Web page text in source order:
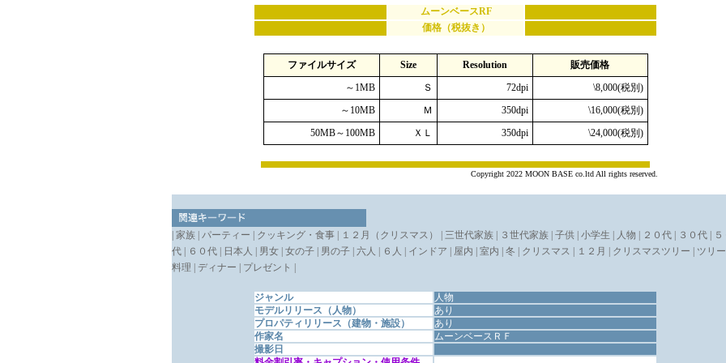
ムーンベースRF
価格（税抜き）
ファイルサイズ Size Resolution
販売価格
～1MB
Ｓ 72dpi
\8,000(税別)
～10MB
Ｍ 350dpi
\16,000(税別)
50MB～100MB
ＸＬ 350dpi \24,000(税別)
Copyright 2022 MOON BASE co.ltd All rights reserved.
| 家族 | パーティー | クッキング・食事 | １２月（クリスマス） | 三世代家族 | ３世代家族 | 子供 | 小学生 | 人物 | ２０代 | ３０代 | ５
代 | ６０代 | 日本人 | 男女 | 女の子 | 男の子 | 六人 | ６人 | インドア | 屋内 | 室内 | 冬 | クリスマス | １２月 | クリスマスツリー | ツリ
料理 | ディナー | プレゼント |
ジャンル
人物
モデルリリース（人物）
あり
プロパティリリース（建物・施設）
あり
作家名
ムーンベースＲＦ
撮影日